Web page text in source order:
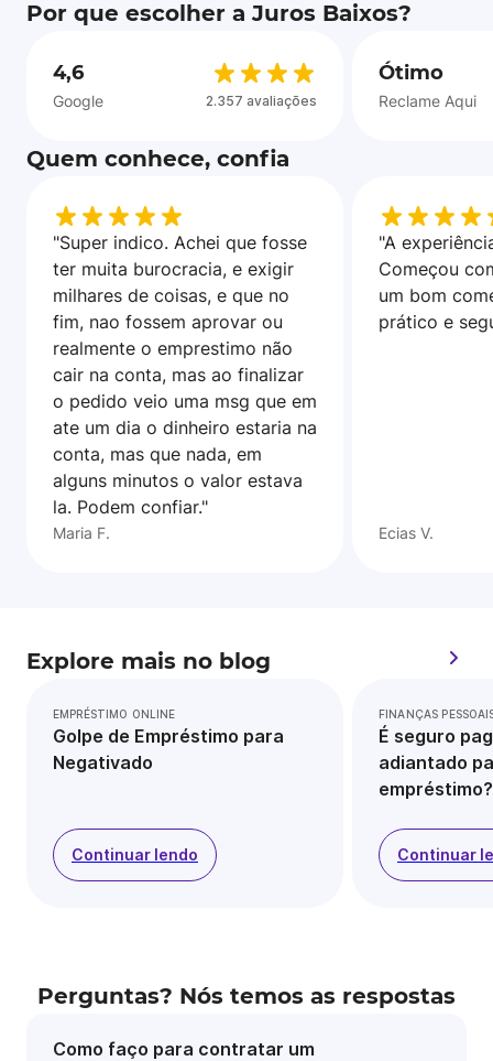
Por que escolher a Juros Baixos?
4,6
Google 2.357 avaliações
Ótimo
Reclame Aqui
Quem conhece, confia
"Super indico. Achei que fosse
ter muita burocracia, e exigir
milhares de coisas, e que no
fim, nao fossem aprovar ou
realmente o emprestimo não
cair na conta, mas ao finalizar
o pedido veio uma msg que em
ate um dia o dinheiro estaria na
conta, mas que nada, em
alguns minutos o valor estava
la. Podem confiar."
Maria F.
"A
Começou
um bom
prático e
Ecias V.
Explore mais no blog
EMPRÉSTIMO ONLINE
Golpe de Empréstimo para
Negativado
Continuar lendo
FINANÇAS
É seguro
adiantado
empréstimo?
Continuar
Perguntas? Nós temos as respostas
Como faço para contratar um